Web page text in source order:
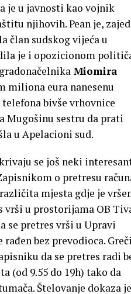
je u javnosti kao vojnik
njihovih. Pean je,
član sudskog vijeća u
je i opozicionom
Miomira
miliona eura nanesenu
bivše vrhovnice
Mugošinu sestru da prati
u Apelacioni sud.
se još neki
o pretresu
mjesta gdje je
vrši u prostorijama OB
se pretres vrši u Upravi
bez prevodioca.
da se pretres radi
(od 9.55 do 19h) tako da
Štelovanje dokaza